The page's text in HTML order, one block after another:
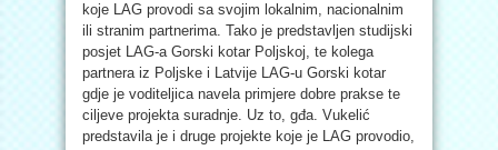
koje LAG provodi sa svojim lokalnim, nacionalnim
ili stranim partnerima. Tako je predstavljen studijski
posjet LAG-a Gorski kotar Poljskoj, te kolega
partnera iz Poljske i Latvije LAG-u Gorski kotar
gdje je voditeljica navela primjere dobre prakse te
ciljeve projekta suradnje. Uz to, gđa. Vukelić
predstavila je i druge projekte koje je LAG provodio,